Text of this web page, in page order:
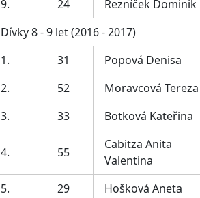
9.
24 Řezníček Dominik
Dívky 8 - 9 let (2016 - 2017)
1.
31 Popová Denisa
2.
52 Moravcová Tereza
3.
33 Botková Kateřina
4. 55
Cabitza Anita
Valentina
5. 29 Hošková Aneta